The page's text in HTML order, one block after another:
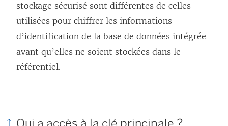
stockage sécurisé sont différentes de celles
utilisées pour chiffrer les informations
d’identification de la base de données intégrée
avant qu’elles ne soient stockées dans le
référentiel.